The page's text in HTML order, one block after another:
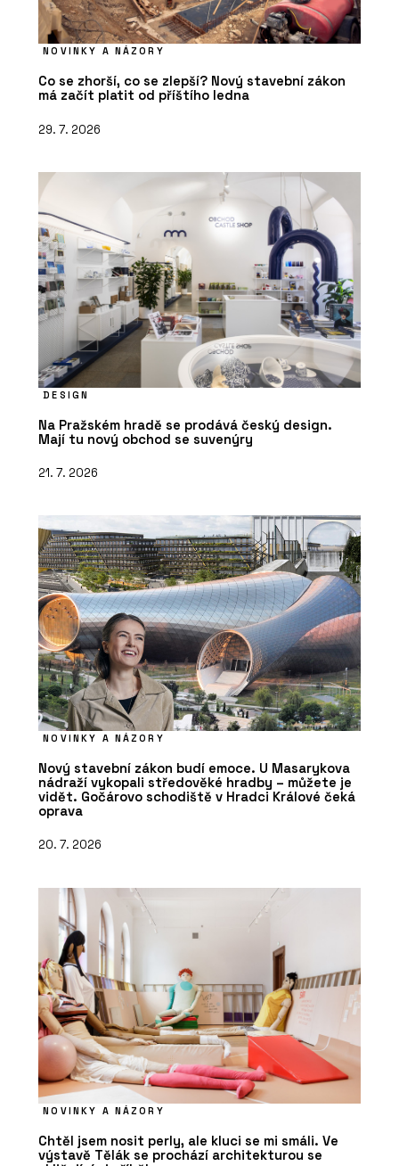
NOVINKY A NÁZORY
Co se zhorší, co se zlepší? Nový stavební zákon
má začít platit od příštího ledna
29. 7. 2026
DESIGN
Na Pražském hradě se prodává český design.
Mají tu nový obchod se suvenýry
21. 7. 2026
NOVINKY A NÁZORY
Nový stavební zákon budí emoce. U Masarykova
nádraží vykopali středověké hradby – můžete je
vidět. Gočárovo schodiště v Hradci Králové čeká
oprava
20. 7. 2026
NOVINKY A NÁZORY
Chtěl jsem nosit perly, ale kluci se mi smáli. Ve
výstavě Tělák se prochází architekturou se